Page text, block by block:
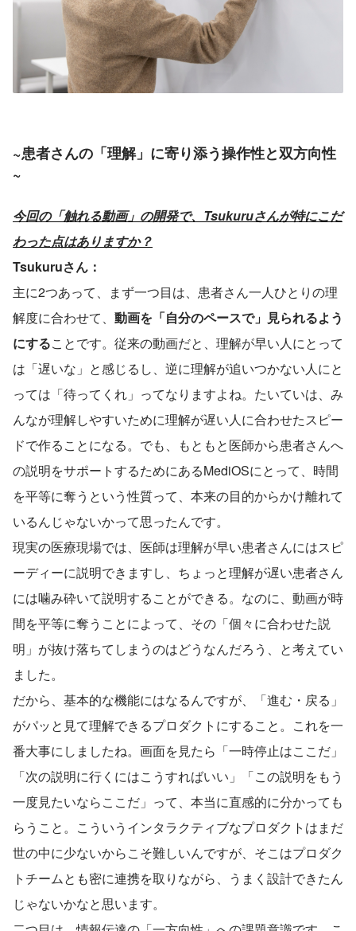
~患者さんの「理解」に寄り添う操作性と双方向性
~
今回の「触れる動画」の開発で、Tsukuruさんが特にこだ
わった点はありますか？
Tsukuruさん：
主に2つあって、まず一つ目は、患者さん一人ひとりの理
解度に合わせて、 動画を「自分のペースで」見られるよう
にすることです。従来の動画だと、理解が早い人にとって
は「遅いな」と感じるし、逆に理解が追いつかない人にと
っては「待ってくれ」ってなりますよね。たいていは、み
んなが理解しやすいために理解が遅い人に合わせたスピー
ドで作ることになる。でも、もともと医師から患者さんへ
の説明をサポートするためにあるMediOSにとって、時間
を平等に奪うという性質って、本来の目的からかけ離れて
いるんじゃないかって思ったんです。
現実の医療現場では、医師は理解が早い患者さんにはスピ
ーディーに説明できますし、ちょっと理解が遅い患者さん
には噛み砕いて説明することができる。なのに、動画が時
間を平等に奪うことによって、その「個々に合わせた説
明」が抜け落ちてしまうのはどうなんだろう、と考えてい
ました。
だから、基本的な機能にはなるんですが、「進む・戻る」
がパッと見て理解できるプロダクトにすること。これを一
番大事にしましたね。画面を見たら「一時停止はここだ」
「次の説明に行くにはこうすればいい」「この説明をもう
一度見たいならここだ」って、本当に直感的に分かっても
らうこと。こういうインタラクティブなプロダクトはまだ
世の中に少ないからこそ難しいんですが、そこはプロダク
トチームとも密に連携を取りながら、うまく設計できたん
じゃないかなと思います。